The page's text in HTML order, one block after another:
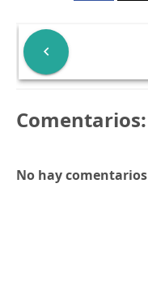

Comentarios:
No hay comentarios